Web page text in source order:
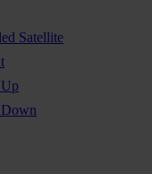
Satellite